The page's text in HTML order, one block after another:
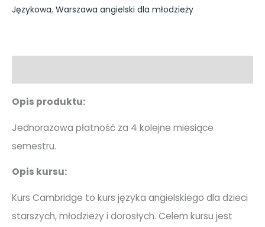
Językowa, Warszawa angielski dla młodzieży
Opis produktu:
Jednorazowa płatność za 4 kolejne miesiące
semestru.
Opis kursu:
Kurs Cambridge to kurs języka angielskiego dla dzieci
starszych, młodzieży i dorosłych. Celem kursu jest